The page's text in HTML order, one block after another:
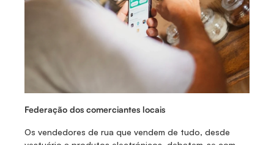
Federação dos comerciantes locais
Os vendedores de rua que vendem de tudo, desde